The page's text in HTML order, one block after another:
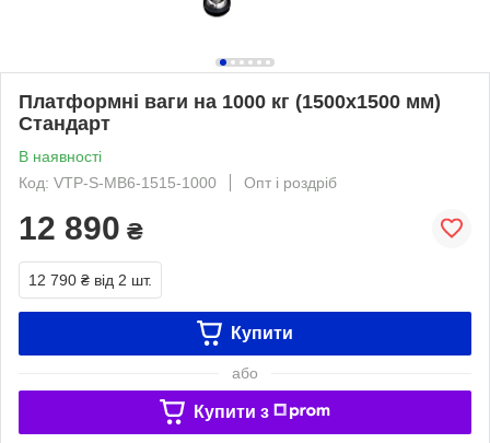
Платформні ваги на 1000 кг (1500х1500 мм)
Стандарт
В наявності
Код: VTP-S-MB6-1515-1000
Опт і роздріб
12 890 ₴
12 790 ₴ від 2 шт.
Купити
або
Купити з